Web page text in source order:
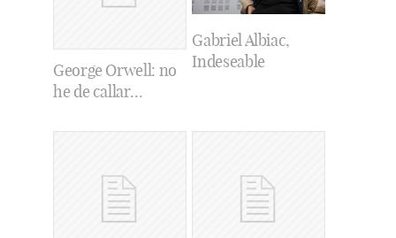
George Orwell: no
he de callar…
Gabriel Albiac,
Indeseable